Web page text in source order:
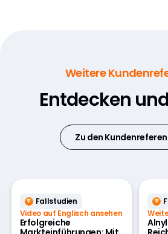
Weitere
Entdecken
Zu den
Fallstudien
Video auf Englisch ansehen
Erfolgreiche